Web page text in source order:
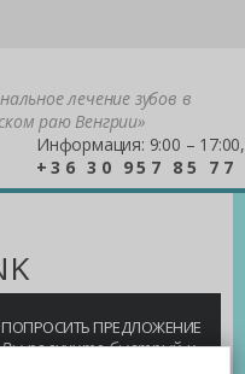
лечение зубов в
раю Венгрии»
Информация: 9:00 – 17:00,
+36 30 957 85 77
ПОПРОСИТЬ ПРЕДЛОЖЕНИЕ
Вы получите быстрый и